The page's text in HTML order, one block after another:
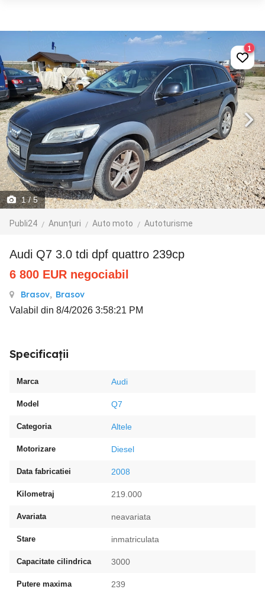
1/ 5
Publi24 Anunțuri Auto moto Autoturisme
1
Audi Q7 3.0 tdi dpf quattro 239cp
6 800 EUR negociabil
Brasov, Brasov
Valabil din 8/4/2026 3:58:21 PM
Specificații
Marca Audi
Model Q7
Categoria Altele
Motorizare Diesel
Data fabricatiei 2008
Kilometraj 219.000
Avariata neavariata
Stare inmatriculata
Capacitate cilindrica 3000
Putere maxima 239